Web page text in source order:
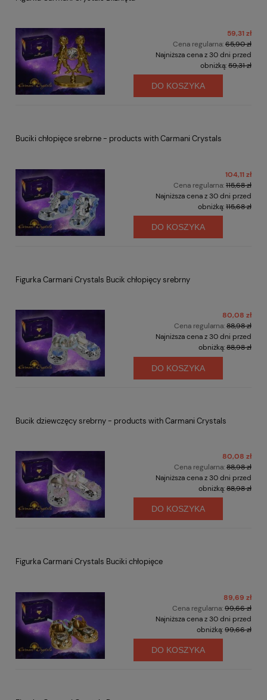
59,31 zł
Cena regularna:65,90 zł
Najniższa cena z 30 dni przed
obniżką:59,31 zł
DO KOSZYKA
Buciki chłopięce srebrne - products with Carmani Crystals
104,11 zł
Cena regularna:115,68 zł
Najniższa cena z 30 dni przed
obniżką:115,68 zł
DO KOSZYKA
Figurka Carmani Crystals Bucik chłopięcy srebrny
80,08 zł
Cena regularna:88,98 zł
Najniższa cena z 30 dni przed
obniżką:88,98 zł
DO KOSZYKA
Bucik dziewczęcy srebrny - products with Carmani Crystals
80,08 zł
Cena regularna:88,98 zł
Najniższa cena z 30 dni przed
obniżką:88,98 zł
DO KOSZYKA
Figurka Carmani Crystals Buciki chłopięce
89,69 zł
Cena regularna:99,66 zł
Najniższa cena z 30 dni przed
obniżką:99,66 zł
DO KOSZYKA